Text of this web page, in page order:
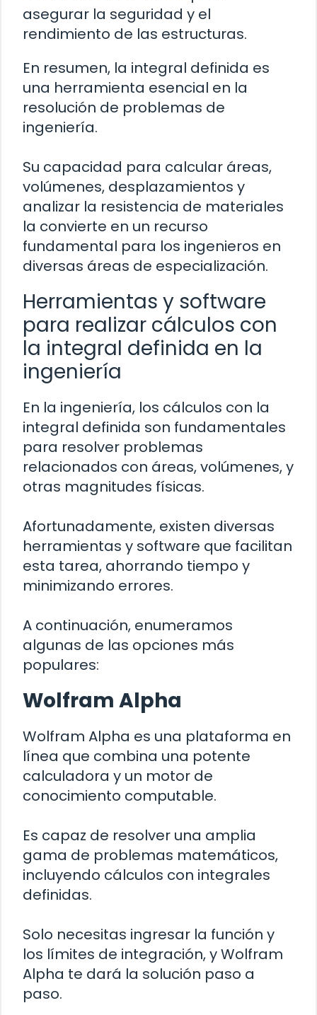
asegurar la seguridad y el
rendimiento de las estructuras.
En resumen, la integral definida es
una herramienta esencial en la
resolución de problemas de
ingeniería.
Su capacidad para calcular áreas,
volúmenes, desplazamientos y
analizar la resistencia de materiales
la convierte en un recurso
fundamental para los ingenieros en
diversas áreas de especialización.
Herramientas y software
para realizar cálculos con
la integral definida en la
ingeniería
En la ingeniería, los cálculos con la
integral definida son fundamentales
para resolver problemas
relacionados con áreas, volúmenes, y
otras magnitudes físicas.
Afortunadamente, existen diversas
herramientas y software que facilitan
esta tarea, ahorrando tiempo y
minimizando errores.
A continuación, enumeramos
algunas de las opciones más
populares:
Wolfram Alpha
Wolfram Alpha es una plataforma en
línea que combina una potente
calculadora y un motor de
conocimiento computable.
Es capaz de resolver una amplia
gama de problemas matemáticos,
incluyendo cálculos con integrales
definidas.
Solo necesitas ingresar la función y
los límites de integración, y Wolfram
Alpha te dará la solución paso a
paso.